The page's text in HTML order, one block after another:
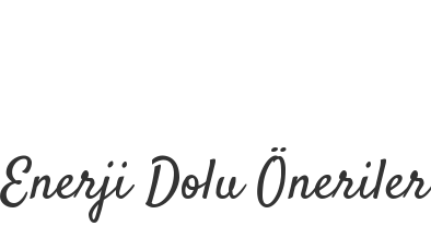
Enerji Dolu Öneriler